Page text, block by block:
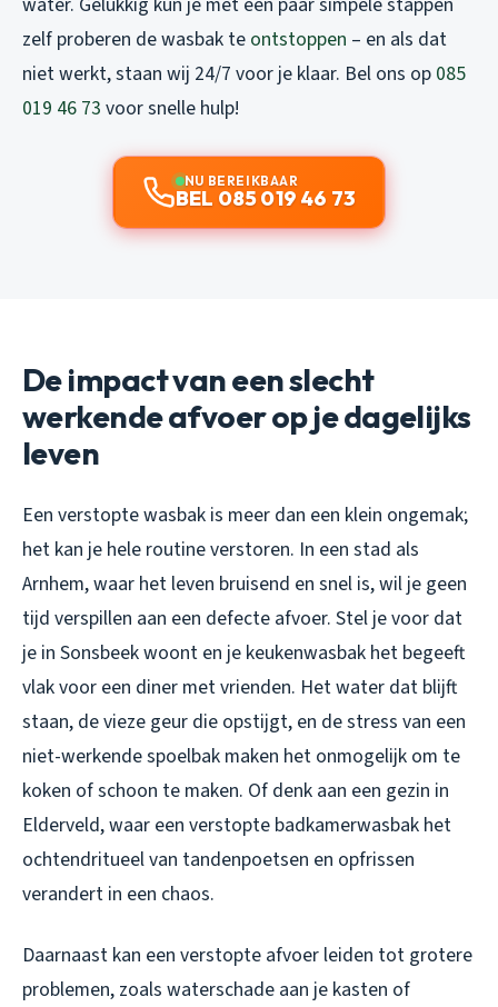
zelf proberen de wasbak te ontstoppen – en als dat
niet werkt, staan wij 24/7 voor je klaar. Bel ons op 085
019 46 73 voor snelle hulp!
NU BEREIKBAAR
BEL 085 019 46 73
De impact van een slecht
werkende afvoer op je dagelijks
leven
Een verstopte wasbak is meer dan een klein ongemak;
het kan je hele routine verstoren. In een stad als
Arnhem, waar het leven bruisend en snel is, wil je geen
tijd verspillen aan een defecte afvoer. Stel je voor dat
je in Sonsbeek woont en je keukenwasbak het begeeft
vlak voor een diner met vrienden. Het water dat blijft
staan, de vieze geur die opstijgt, en de stress van een
niet-werkende spoelbak maken het onmogelijk om te
koken of schoon te maken. Of denk aan een gezin in
Elderveld, waar een verstopte badkamerwasbak het
ochtendritueel van tandenpoetsen en opfrissen
verandert in een chaos.
Daarnaast kan een verstopte afvoer leiden tot grotere
problemen, zoals waterschade aan je kasten of